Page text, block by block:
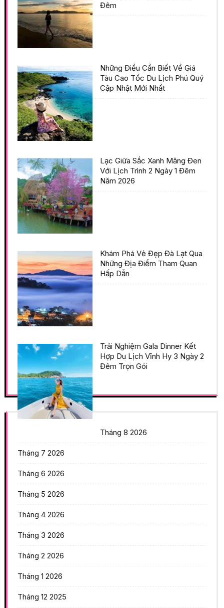
Đêm
Những Điều Cần Biết Về Giá
Tàu Cao Tốc Du Lịch Phú Quý
Cập Nhật Mới Nhất
Lạc Giữa Sắc Xanh Măng Đen
Với Lịch Trình 2 Ngày 1 Đêm
Năm 2026
Khám Phá Vẻ Đẹp Đà Lạt Qua
Những Địa Điểm Tham Quan
Hấp Dẫn
Trải Nghiệm Gala Dinner Kết
Hợp Du Lịch Vĩnh Hy 3 Ngày 2
Đêm Trọn Gói
Tháng 8 2026
Tháng 7 2026
Tháng 6 2026
Tháng 5 2026
Tháng 4 2026
Tháng 3 2026
Tháng 2 2026
Tháng 1 2026
Tháng 12 2025